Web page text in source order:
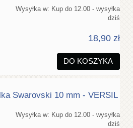
Wysyłka w: Kup do 12.00 - wysyłka
dziś
18,90 zł
DO KOSZYKA
Swarovski 10 mm - VERSIL
Wysyłka w: Kup do 12.00 - wysyłka
dziś